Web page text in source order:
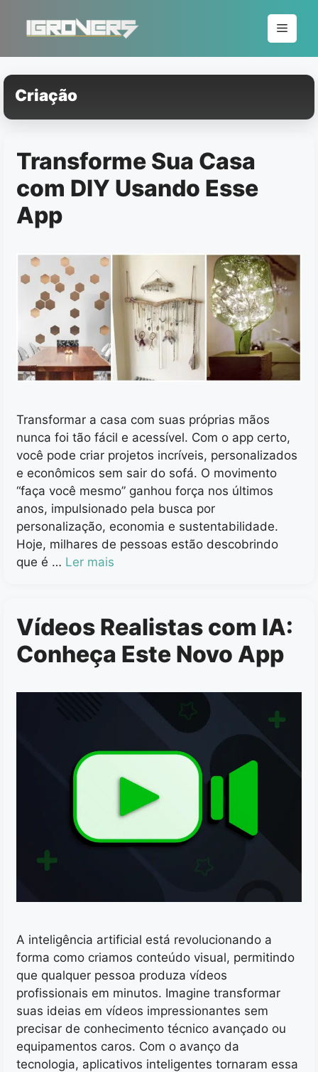
conteúdo
Menu
Criação
Transforme Sua Casa
com DIY Usando Esse
App
Transformar a casa com suas próprias mãos
nunca foi tão fácil e acessível. Com o app certo,
você pode criar projetos incríveis, personalizados
e econômicos sem sair do sofá. O movimento
“faça você mesmo” ganhou força nos últimos
anos, impulsionado pela busca por
personalização, economia e sustentabilidade.
Hoje, milhares de pessoas estão descobrindo
que é … Ler mais
Vídeos Realistas com IA:
Conheça Este Novo App
A inteligência artificial está revolucionando a
forma como criamos conteúdo visual, permitindo
que qualquer pessoa produza vídeos
profissionais em minutos. Imagine transformar
suas ideias em vídeos impressionantes sem
precisar de conhecimento técnico avançado ou
equipamentos caros. Com o avanço da
tecnologia, aplicativos inteligentes tornaram essa